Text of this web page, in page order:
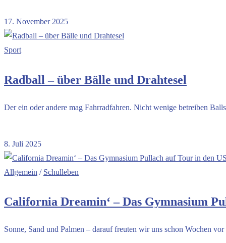
17. November 2025
Sport
Radball – über Bälle und Drahtesel
Der ein oder andere mag Fahrradfahren. Nicht wenige betreiben
8. Juli 2025
Allgemein / Schulleben
California Dreamin‘ – Das Gymnasium
Sonne, Sand und Palmen – darauf freuten wir uns schon Wochen